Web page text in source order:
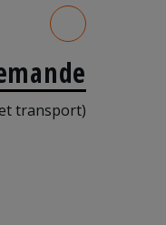
transport)